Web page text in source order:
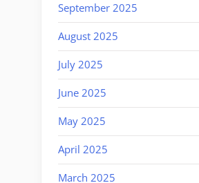
September 2025
August 2025
July 2025
June 2025
May 2025
April 2025
March 2025